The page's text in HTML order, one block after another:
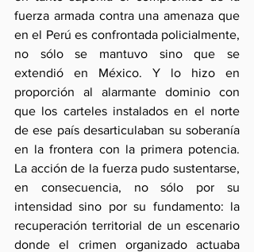
fuerza armada contra una amenaza que
en el Perú es confrontada policialmente,
no sólo se mantuvo sino que se
extendió en México. Y lo hizo en
proporción al alarmante dominio con
que los carteles instalados en el norte
de ese país desarticulaban su soberanía
en la frontera con la primera potencia.
La acción de la fuerza pudo sustentarse,
en consecuencia, no sólo por su
intensidad sino por su fundamento: la
recuperación territorial de un escenario
donde el crimen organizado actuaba